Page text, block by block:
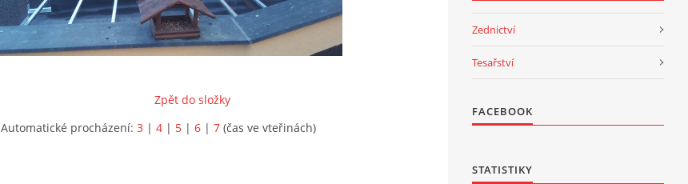
Zpět do složky
Automatické procházení: 3 | 4 | 5 | 6 | 7 (čas ve vteřinách)
Zednictví
Tesařství
FACEBOOK
STATISTIKY